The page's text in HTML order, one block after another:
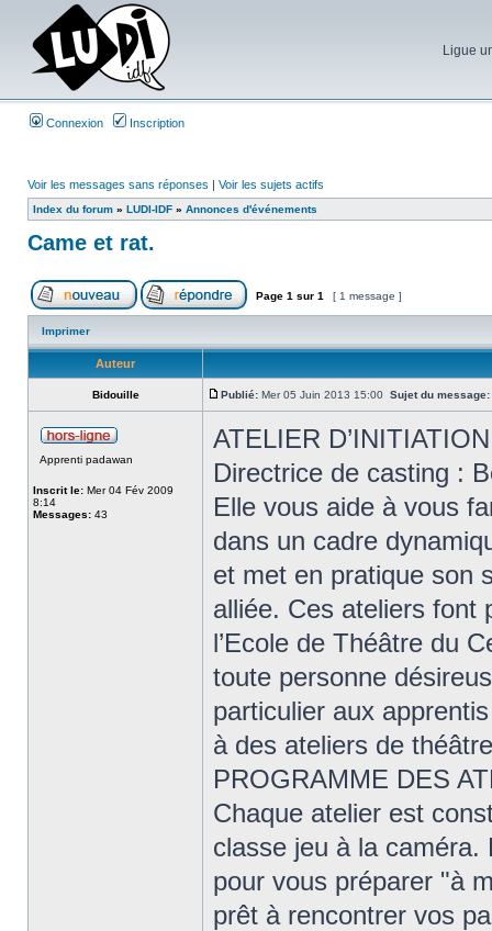
Ligue
Connexion Inscription
Voir les messages sans réponses | Voir les sujets actifs
Index du forum » LUDI-IDF » Annonces d'événements
Came et rat.
Page 1 sur 1 [ 1 message ]
Imprimer
Auteur
Bidouille Publié: Mer 05 Juin 2013 15:00 Sujet du message:
Apprenti padawan
Inscrit le: Mer 04 Fév 2009
8:14
Messages: 43
ATELIER
Directrice de casting :
Elle vous aide à vous
dans un cadre
et met en pratique son
alliée. Ces ateliers font
l’Ecole de Théâtre du
toute personne
particulier aux
à des ateliers de
PROGRAMME DES
Chaque atelier est
classe jeu à la caméra.
pour vous préparer "à
prêt à rencontrer vos